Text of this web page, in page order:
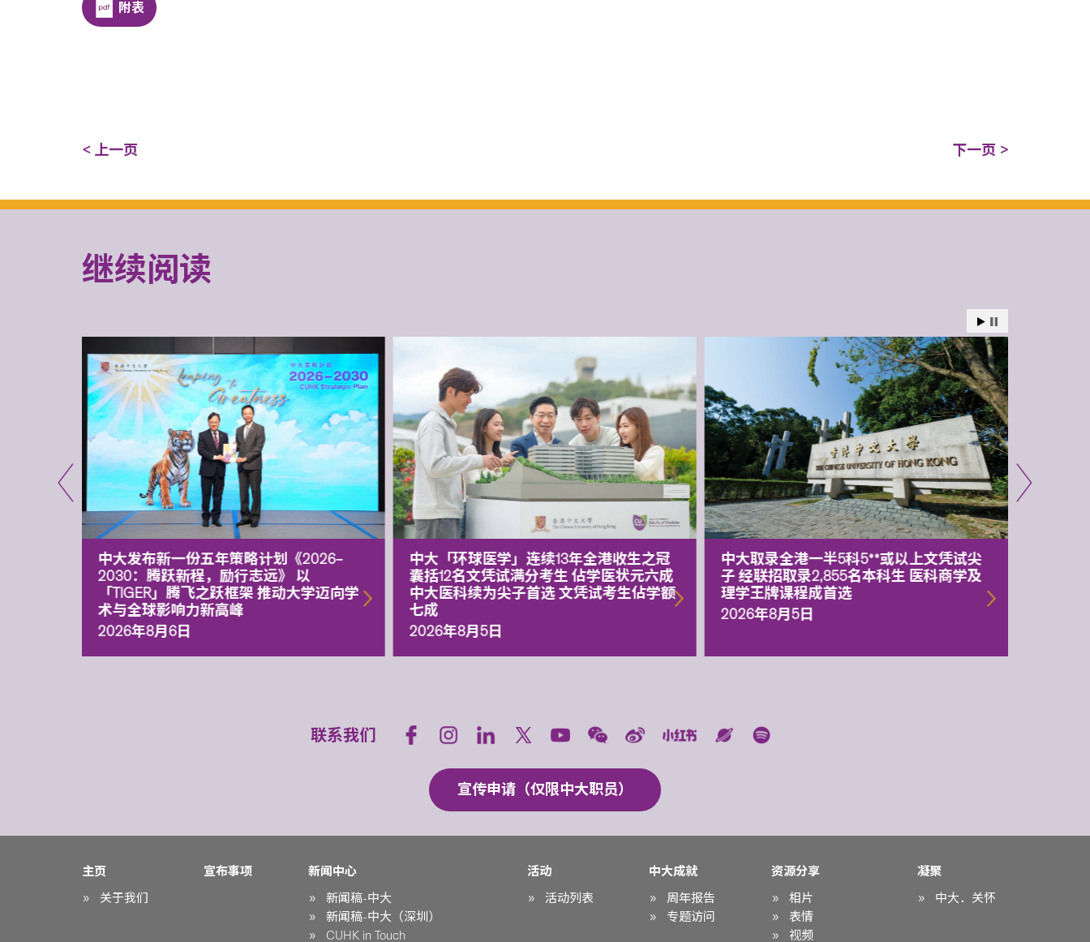
附表
< 上一页 下一页 >
继续阅读
中大发布新一份五年策略计划《2026‒
2030：腾跃新程，励行志远》 以
「TIGER」腾飞之跃框架 推动大学迈向学
术与全球影响力新高峰
2026年8月6日
中大「环球医学」连续13年全港收生之冠
囊括12名文凭试满分考生 佔学医状元六成
中大医科续为尖子首选 文凭试考生佔学额
七成
2026年8月5日
中大取录全港一半5科5**或以上文凭试尖
子 经联招取录2,855名本科生 医科商学及
理学王牌课程成首选
2026年8月5日
联系我们
宣传申请（仅限中大职员）
主页
关于我们
宣布事项
新闻中心
新闻稿-中大
新闻稿-中大（深圳）
CUHK in Touch
活动
活动列表
中大成就
周年报告
专题访问
资源分享
相片
表情
视频
凝聚
中大．关怀